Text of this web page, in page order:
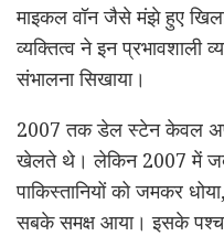
माइकल वॉन जैसे मंझे हुए
व्यक्तित्व ने इन प्रभावशाली
संभालना सिखाया।
2007 तक डेल स्टेन केवल
खेलते थे। लेकिन 2007 में जब
पाकिस्तानियों को जमकर
सबके समक्ष आया। इसके